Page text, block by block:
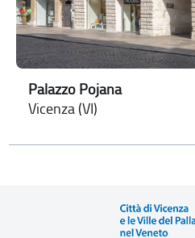
Palazzo Pojana
Vicenza (VI)